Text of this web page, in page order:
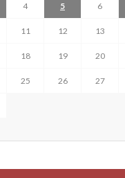
4 5 6
11 12 13
18 19 20
25 26 27